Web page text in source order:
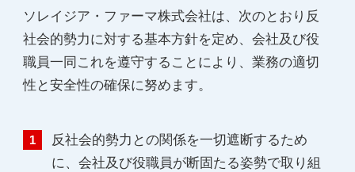
ソレイジア・ファーマ株式会社は、次のとおり反
社会的勢力に対する基本方針を定め、会社及び役
職員一同これを遵守することにより、業務の適切
性と安全性の確保に努めます。
反社会的勢力との関係を一切遮断するため
に、会社及び役職員が断固たる姿勢で取り組